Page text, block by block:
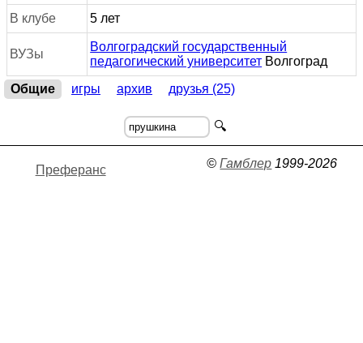
В клубе 5 лет
ВУЗы
Волгоградский государственный
педагогический университет Волгоград
Общие
игры архив друзья (25)
🔍
Преферанс ©Гамблер 1999-2026